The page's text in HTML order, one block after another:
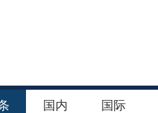
国内 国际